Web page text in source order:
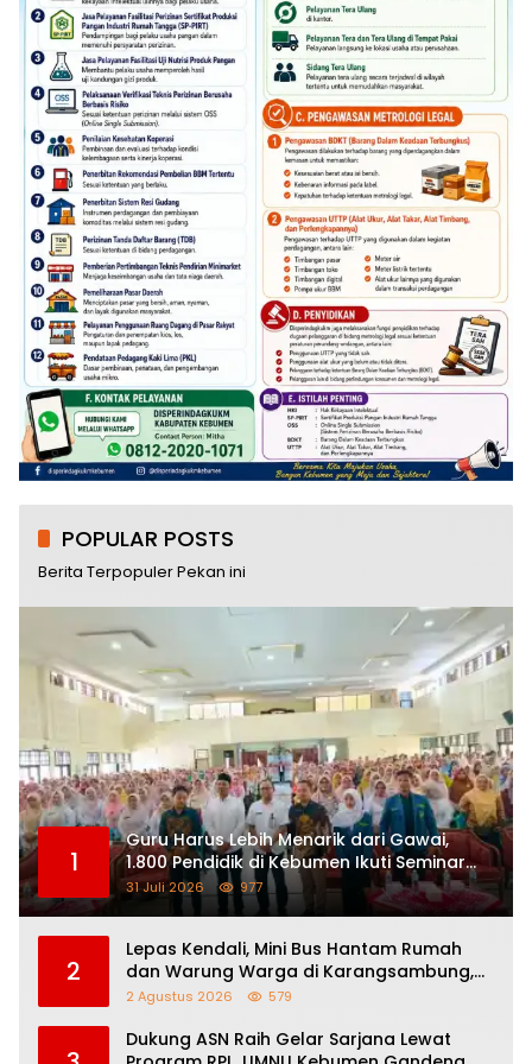
POPULAR POSTS
Berita Terpopuler Pekan ini
1
Guru Harus Lebih Menarik dari Gawai,
1.800 Pendidik di Kebumen Ikuti Seminar
Nasional “How To Be a Great Teacher”
31 Juli 2026 977
2
Lepas Kendali, Mini Bus Hantam Rumah
dan Warung Warga di Karangsambung,
Satu Orang Terluka
2 Agustus 2026 579
Dukung ASN Raih Gelar Sarjana Lewat